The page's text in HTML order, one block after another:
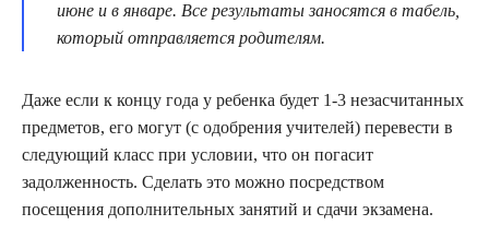
июне и в январе. Все результаты заносятся в табель,
который отправляется родителям.
Даже если к концу года у ребенка будет 1-3 незасчитанных
предметов, его могут (с одобрения учителей) перевести в
следующий класс при условии, что он погасит
задолженность. Сделать это можно посредством
посещения дополнительных занятий и сдачи экзамена.